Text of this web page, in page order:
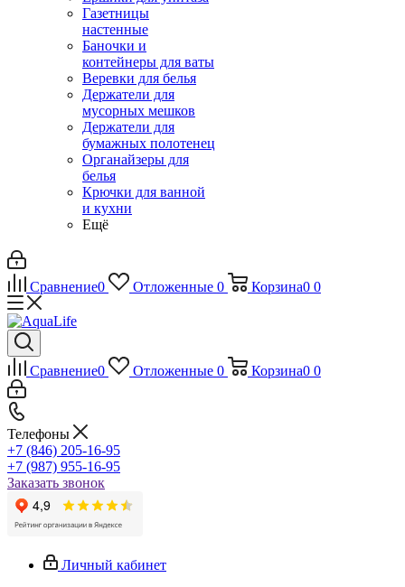
Газетницы
настенные
Баночки и
контейнеры для ваты
Веревки для белья
Держатели для
мусорных мешков
Держатели для
бумажных полотенец
Органайзеры для
белья
Крючки для ванной
и кухни
Ещё
Сравнение0 Отложенные 0 Корзина0 0
Сравнение0 Отложенные 0 Корзина0 0
Телефоны
+7 (846) 205-16-95
+7 (987) 955-16-95
Заказать звонок
Личный кабинет